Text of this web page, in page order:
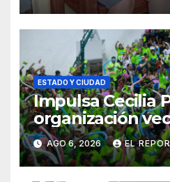
ortopédicos
ESTADO Y CIUDAD
Impulsa Cecilia
organización
Mérida y suma
vigilancia en la
social del delito
AGO 6, 2026 EL